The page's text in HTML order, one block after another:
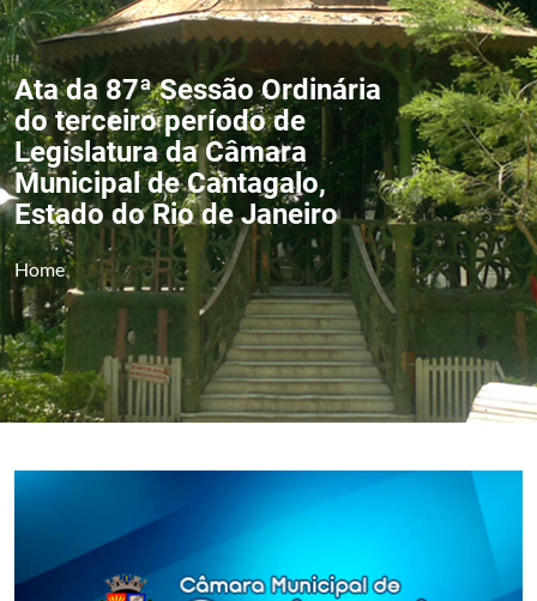
Ata da 87ª Sessão Ordinária
do terceiro período de
Legislatura da Câmara
Municipal de Cantagalo,
Estado do Rio de Janeiro
Home